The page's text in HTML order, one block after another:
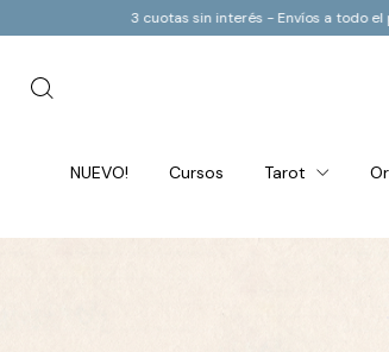
sin interés - Envíos a todo el país! 3 cuotas sin
NUEVO! Cursos Tarot